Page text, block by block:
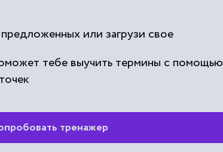
или загрузи свое
тебе выучить термины с помощью
тренажер